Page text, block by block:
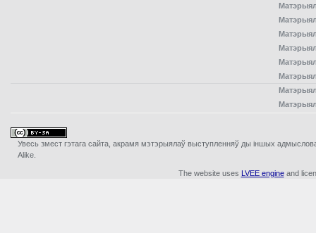
Увесь змест гэтага сайта, акрамя мэтэрыялаў выступленняў ды iншых
Alike.
The website uses LVEE engineand